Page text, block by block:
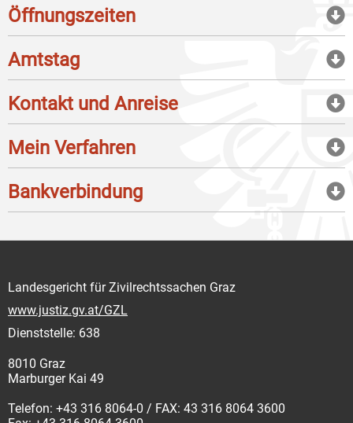
Öffnungszeiten
Amtstag
Kontakt und Anreise
Mein Verfahren
Bankverbindung
Landesgericht für Zivilrechtssachen Graz
www.justiz.gv.at/GZL
Dienststelle: 638
8010 Graz
Marburger Kai 49
Telefon: +43 316 8064-0 / FAX: 43 316 8064 3600